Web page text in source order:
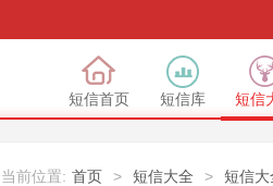
短信首页 短信库 短信
当前位置: 首页 > 短信大全 > 短信大